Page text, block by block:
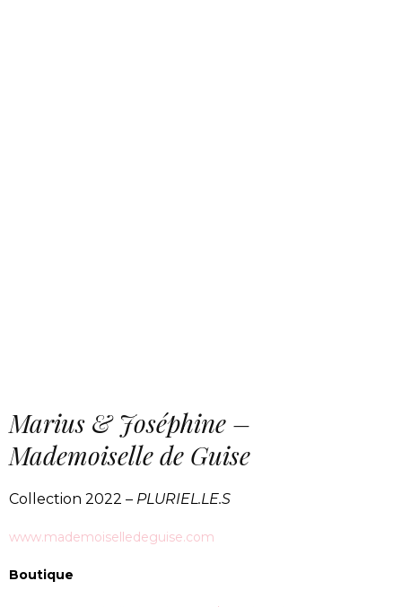
Marius & Joséphine –
Mademoiselle de Guise
Collection 2022 – PLURIEL.LE.S
www.mademoiselledeguise.com
Boutique